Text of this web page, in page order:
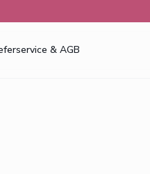
& AGB